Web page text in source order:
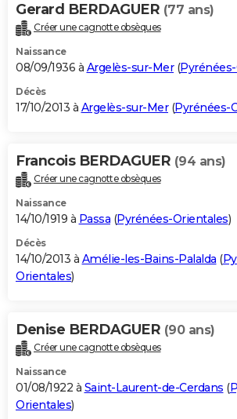
Gerard BERDAGUER (77 ans)
Créer une cagnotte obsèques
Naissance
08/09/1936 à Argelès-sur-Mer(
Décès
17/10/2013 à Argelès-sur-Mer(Pyrénées-
Francois BERDAGUER (94 ans)
Créer une cagnotte obsèques
Naissance
14/10/1919 à Passa (Pyrénées-Orientales)
Décès
14/10/2013 à Amélie-les-Bains-Palalda (
Orientales)
Denise BERDAGUER (90 ans)
Créer une cagnotte obsèques
Naissance
01/08/1922 à Saint-Laurent-de-Cerdans (
Orientales)